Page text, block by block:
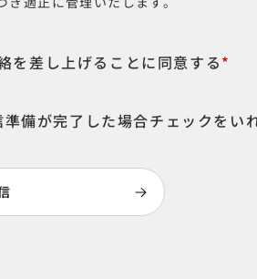
を差し上げることに同意する*
備が完了した場合チェックをい